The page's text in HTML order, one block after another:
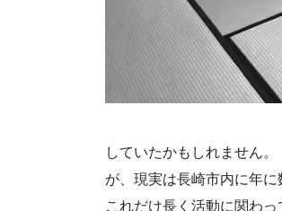
していたかもしれません。
が、現実は長崎市内に年
これだけ長く活動に関わ